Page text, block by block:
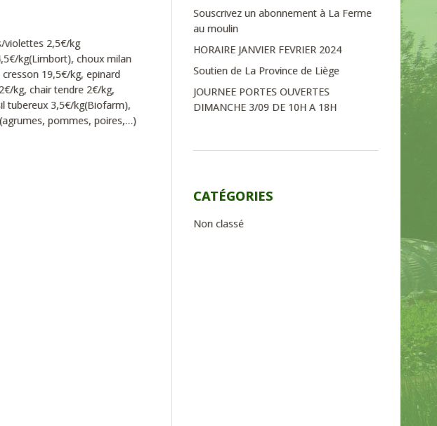
violettes 2,5€/kg
kg(Limbort), choux milan
19,5€/kg, epinard
kg, chair tendre 2€/kg,
tubereux 3,5€/kg(Biofarm),
pommes, poires,…)
Souscrivez un abonnement à La Ferme
au moulin
HORAIRE JANVIER FEVRIER 2024
Soutien de La Province de Liège
JOURNEE PORTES OUVERTES
DIMANCHE 3/09 DE 10H A 18H
CATÉGORIES
Non classé